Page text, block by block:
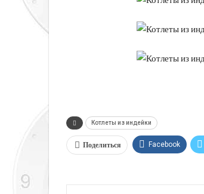
Котлеты из индейки
Поделиться Facebook